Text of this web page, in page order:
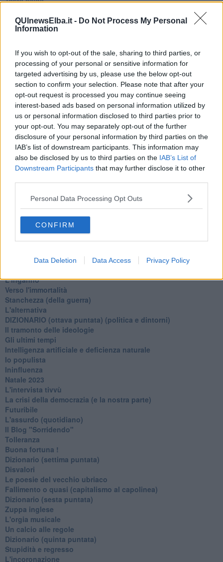
QUInewsElba.it - Do Not Process My Personal
Information
If you wish to opt-out of the sale, sharing to third parties, or
processing of your personal or sensitive information for
targeted advertising by us, please use the below opt-out
section to confirm your selection. Please note that after your
opt-out request is processed you may continue seeing
interest-based ads based on personal information utilized by
us or personal information disclosed to third parties prior to
your opt-out. You may separately opt-out of the further
disclosure of your personal information by third parties on the
IAB’s list of downstream participants. This information may
also be disclosed by us to third parties on the IAB’s List of
Downstream Participants that may further disclose it to other
Personal Data Processing Opt Outs
CONFIRM
Data Deletion Data Access Privacy Policy
Armiamoci e... avviatevi
Da Capodanno a Carnevale
Sor-riso amaro
Fine anno al ristorante
La festa di Capodanno
Natale 2024
Re e regnanti
A noi interessa il dito non la luna
Come rubare allo stato e vivere felici
Una performance
Il compagno
​Io (allo specchio)
Tramonto
Passato, presente, futuro
La virtù del non fare
Leggendo l'Eneide
​(In)sicurezza stradale
Il decalogo del politico
Un calcio alla finzione
Solitudine
Il disprezzo del mondo
L'inganno
Verso l'immortalità
Stanchezza (della guerra)
L'alternativa
​DIZIONARIO (ottava puntata) (politica e dintorni)
Il tramonto delle ideologie
Gli ultimi tempi
Intelligenza artificiale e deficienza naturale
Io populista
Ininfluenza
Natale 2023
L'intervista tivvù
La crisi della democrazia (e la nostra parte)
Futuribile
L'assurdo (quotidiano)
Il Blog "Sorridendo"
Tolleranza
Buona fortuna !
​Dizionario (settima puntata)
Disvalori
Le poesie del vecchio ubriaco
Fallimento o quasi (capitalismo al capolinea)
Dizionario (sesta puntata)
Zuppa inglese
L'orgia musicale
Un calcio alle regole
Dizionario (quinta puntata)
Stupidità e regresso
L'incoronazione